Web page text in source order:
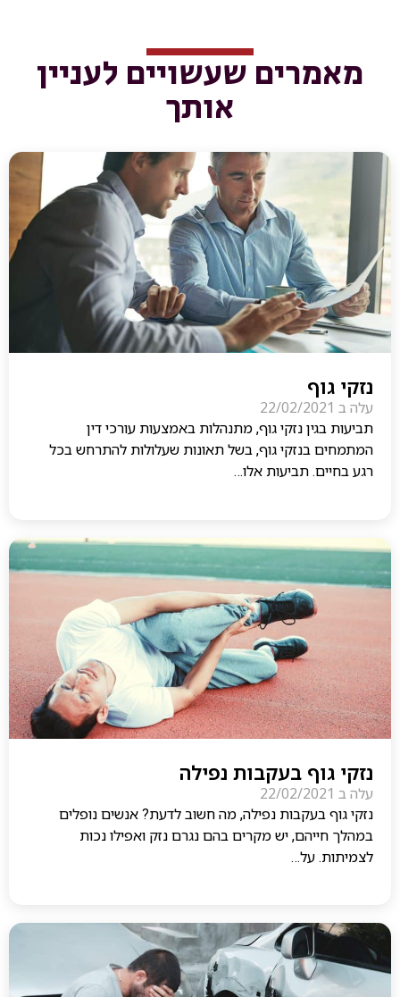
מאמרים שעשויים לעניין
אותך
נזקי גוף
עלה ב 22/02/2021
תביעות בגין נזקי גוף, מתנהלות באמצעות עורכי דין
המתמחים בנזקי גוף, בשל תאונות שעלולות להתרחש בכל
רגע בחיים. תביעות אלו…
נזקי גוף בעקבות נפילה
עלה ב 22/02/2021
נזקי גוף בעקבות נפילה, מה חשוב לדעת? אנשים נופלים
במהלך חייהם, יש מקרים בהם נגרם נזק ואפילו נכות
לצמיתות. על…